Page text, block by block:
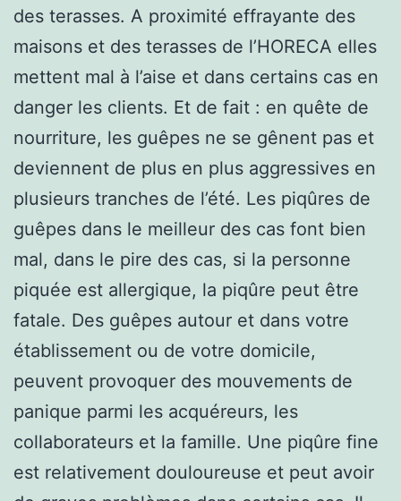
des terasses. A proximité effrayante des
maisons et des terasses de l’HORECA elles
mettent mal à l’aise et dans certains cas en
danger les clients. Et de fait : en quête de
nourriture, les guêpes ne se gênent pas et
deviennent de plus en plus aggressives en
plusieurs tranches de l’été. Les piqûres de
guêpes dans le meilleur des cas font bien
mal, dans le pire des cas, si la personne
piquée est allergique, la piqûre peut être
fatale. Des guêpes autour et dans votre
établissement ou de votre domicile,
peuvent provoquer des mouvements de
panique parmi les acquéreurs, les
collaborateurs et la famille. Une piqûre fine
est relativement douloureuse et peut avoir